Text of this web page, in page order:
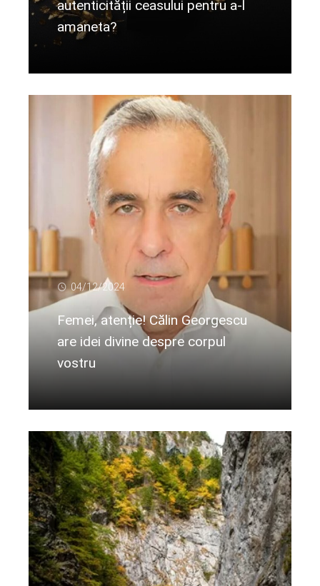
autenticității ceasului pentru a-l
amaneta?
04/12/2024
Femei, atenție! Călin Georgescu
are idei divine despre corpul
vostru